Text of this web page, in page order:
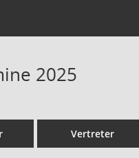
2025
Vertreter